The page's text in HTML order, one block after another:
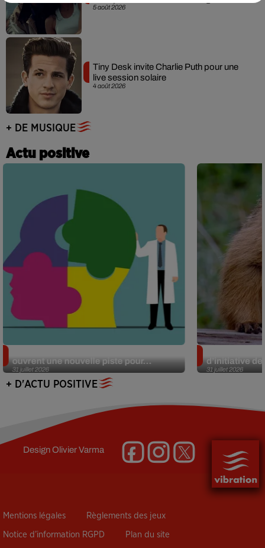
5 août 2026
4 août 2026
Tiny Desk invite Charlie Puth pour une
live session solaire
+ DE MUSIQUE
Actu positive
31 juillet 2026
ouvrent une nouvelle piste pour...
31 juillet 2026
d’initiative
+ D'ACTU POSITIVE
DesignOlivier Varma
Mentions légales Règlements des jeux
Notice d’information RGPD Plan du site